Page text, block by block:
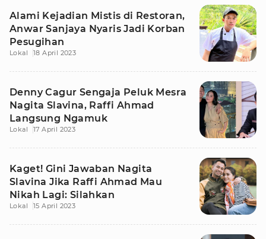
Alami Kejadian Mistis di Restoran,
Anwar Sanjaya Nyaris Jadi Korban
Pesugihan
Lokal 18 April 2023
Denny Cagur Sengaja Peluk Mesra
Nagita Slavina, Raffi Ahmad
Langsung Ngamuk
Lokal 17 April 2023
Kaget! Gini Jawaban Nagita
Slavina Jika Raffi Ahmad Mau
Nikah Lagi: Silahkan
Lokal 15 April 2023